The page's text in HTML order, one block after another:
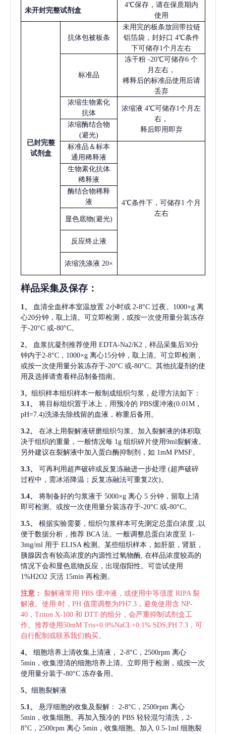
未开封完整试剂盒
4℃保存，请在保质期内
使用
已封完整
试剂盒
抗体包被板条
未用完的板条放回带拉链
铝箔袋，封好口 4℃条件
下可储存1个月左右
标准品
冻干粉 -20℃可储存6 个
月左右，
稀释后的标准品使用后请
丢弃
浓缩生物素化
抗体
浓缩液 4℃可储存1个月左
右，
释后即用即弃
浓缩酶结合物
(避光)
标准品＆标本
通用稀释液
4℃条件下，可储存1 个月
左右
生物素化抗体
稀释液
酶结合物稀释
液
显色底物(避光)
反应终止液
浓缩洗涤液 20×
样品采集及保存 ：
1、 血清全血样本室温放置 2小时或 2-8°C 过夜。1000×g 离
心20分钟，取上清。可立即检测，或按一次使用量分装冻存
于-20°C 或-80°C。
2、 血浆抗凝剂推荐使用 EDTA-Na2/K2，样品采集后30分
钟内于2-8°C，1000×g 离心15分钟，取上清。可立即检测，
或按一次使用量分装冻存于-20°C 或-80°C。其他抗凝剂的使
用及选择请查看样品制备指南。
3、 组织样本组织样本一般制成组织匀浆，处理方法如下：
3.1、
将目标组织置于冰上，用预冷的 PBS缓冲液(0.01M，
pH=7.4)洗涤去除残留的血液，称重后备用。
3.2、
在冰上用裂解液研磨组织匀浆。加入裂解液的体积取
决于组织的重量，一般情况每 1g 组织碎片使用9ml裂解液。
另外建议在裂解液中加入蛋白酶抑制剂，如 1mM PMSF。
3.3、 可再利用超声破碎或反复冻融进一步处理 (超声破碎
过程中，需冰浴降温；反复冻融法可重复2次)。
3.4、 将制备好的匀浆液于 5000×g 离心 5 分钟，留取上清
即可检测。或按一次使用量分装冻存于-20°C 或-80°C。
3.5、 根据实验需要，组织匀浆样本可先测定总蛋白浓度
,以
便于数据分析，推荐 BCA 法。一般调整总蛋白浓度至 1-
3mg/ml 用于 ELISA 检测。某些组织样本，如肝脏，肾脏，
胰腺因含有较高浓度的内源性过氧物酶, 在样品浓度较高的
情况下会和显色底物反应，出现假阳性。可尝试使用
1%H2O2 灭活 15min 再检测。
注意： 裂解液常用 PBS 缓冲液，或使用中等强度 RIPA 裂
解液。使用 时，PH 值需调整为PH7.3，避免使用含 NP-
40，Triton X-100 和 DTT 的组分，会严重抑制试剂盒工
作。推荐使用50mM Tris+0.9%NaCL+0.1% SDS,PH 7.3，可
自行配制或联系我们购买。
4、 细胞培养上清收集上清液，
2-8°C，2500rpm 离心
5min，收集澄清的细胞培养上清。立即用于检测，或按一次
使用量分装于-80°C 冻存备用。
5、 细胞裂解液
5.1、 悬浮细胞的收集及裂解：
2-8°C，2500rpm 离心
5min，收集细胞。再加入预冷的 PBS 轻轻混匀清洗，2-
8°C，2500rpm 离心 5min，收集细胞。加入 0.5-1ml 细胞裂